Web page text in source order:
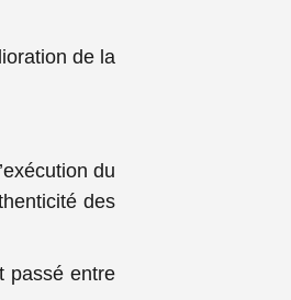
de la
du
des
passé entre